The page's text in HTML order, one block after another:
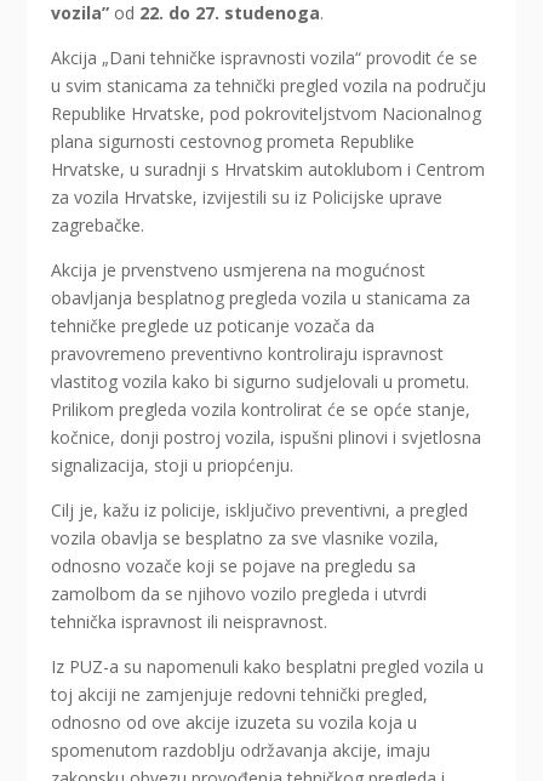
vozila” od 22. do 27. studenoga.
Akcija „Dani tehničke ispravnosti vozila“ provodit će se
u svim stanicama za tehnički pregled vozila na području
Republike Hrvatske, pod pokroviteljstvom Nacionalnog
plana sigurnosti cestovnog prometa Republike
Hrvatske, u suradnji s Hrvatskim autoklubom i Centrom
za vozila Hrvatske, izvijestili su iz Policijske uprave
zagrebačke.
Akcija je prvenstveno usmjerena na mogućnost
obavljanja besplatnog pregleda vozila u stanicama za
tehničke preglede uz poticanje vozača da
pravovremeno preventivno kontroliraju ispravnost
vlastitog vozila kako bi sigurno sudjelovali u prometu.
Prilikom pregleda vozila kontrolirat će se opće stanje,
kočnice, donji postroj vozila, ispušni plinovi i svjetlosna
signalizacija, stoji u priopćenju.
Cilj je, kažu iz policije, isključivo preventivni, a pregled
vozila obavlja se besplatno za sve vlasnike vozila,
odnosno vozače koji se pojave na pregledu sa
zamolbom da se njihovo vozilo pregleda i utvrdi
tehnička ispravnost ili neispravnost.
Iz PUZ-a su napomenuli kako besplatni pregled vozila u
toj akciji ne zamjenjuje redovni tehnički pregled,
odnosno od ove akcije izuzeta su vozila koja u
spomenutom razdoblju održavanja akcije, imaju